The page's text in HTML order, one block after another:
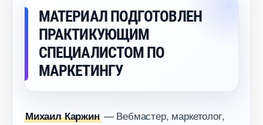
МАТЕРИАЛ ПОДГОТОВЛЕН
ПРАКТИКУЮЩИМ
СПЕЦИАЛИСТОМ ПО
МАРКЕТИНГУ
Михаил Каржин— Вебмастер, маркетолог,